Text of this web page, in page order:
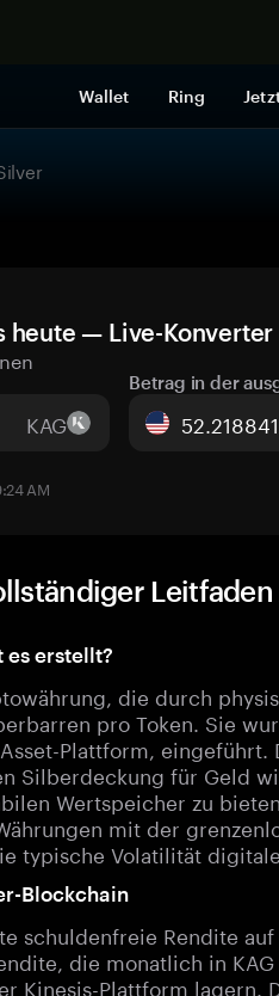
Wallet Ring
heute — Live-Konverter
KAG
Betrag in der
AM
Leitfaden
es erstellt?
die durch
pro Token. Sie
Plattform, eingeführt.
Silberdeckung für Geld
Wertspeicher zu
mit der
typische Volatilität
Blockchain
schuldenfreie Rendite
die monatlich in
Kinesis-Plattform lagern.